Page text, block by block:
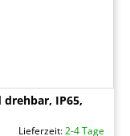
drehbar, IP65,
Lieferzeit:2-4 Tage